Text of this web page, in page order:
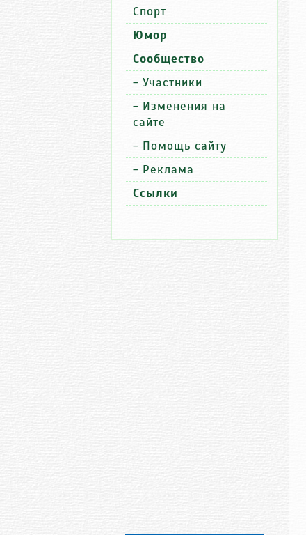
Спорт
Юмор
Сообщество
- Участники
- Изменения на
сайте
- Помощь сайту
- Реклама
Ссылки